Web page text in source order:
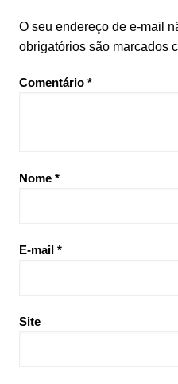
O seu endereço de e-mail
obrigatórios são marcados
Comentário *
Nome *
E-mail *
Site